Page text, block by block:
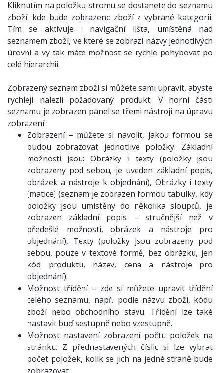
Kliknutím na položku stromu se dostanete do seznamu
zboží, kde bude zobrazeno zboží z vybrané kategorii.
Tím se aktivuje i navigační lišta, umístěná nad
seznamem zboží, ve které se zobrazí názvy jednotlivých
úrovní a vy tak máte možnost se rychle pohybovat po
celé hierarchii.
Zobrazený seznam zboží si můžete sami upravit, abyste
rychleji nalezli požadovaný produkt. V horní části
seznamu je zobrazen panel se třemi nástroji na úpravu
zobrazení :
Zobrazení – můžete si navolit, jakou formou se
budou zobrazovat jednotlivé položky. Základní
možnosti jsou: Obrázky i texty (položky jsou
zobrazeny pod sebou, je uveden základní popis,
obrázek a nástroje k objednání), Obrázky i texty
(matice) (seznam je zobrazen formou tabulky, kdy
položky jsou umístěny do několika sloupců, je
zobrazen základní popis – stručnější než v
předešlé možnosti, obrázek a nástroje pro
objednání), Texty (položky jsou zobrazeny pod
sebou, pouze v textové formě, bez obrázku, jen
kód produktu, název, cena a nástroje pro
objednání).
Možnost třídění – zde si můžete upravit třídění
celého seznamu, např. podle názvu zboží, kódu
zboží nebo obchodního stavu. Třídění lze také
nastavit buď sestupně nebo vzestupně.
Možnost nastavení zobrazení počtu položek na
stránku. Z přednastavených číslic si lze vybrat
počet položek, kolik se jich na jedné straně bude
zobrazovat.